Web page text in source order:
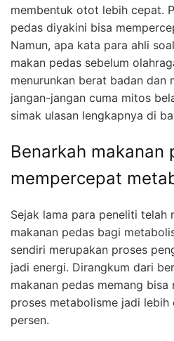
membentuk otot lebih cepat.
pedas diyakini bisa
Namun, apa kata para ahli
makan pedas sebelum
menurunkan berat badan dan
jangan-jangan cuma mitos
simak ulasan lengkapnya di
Benarkah makanan
mempercepat
Sejak lama para peneliti telah
makanan pedas bagi
sendiri merupakan proses
jadi energi. Dirangkum dari
makanan pedas memang
proses metabolisme jadi
persen.